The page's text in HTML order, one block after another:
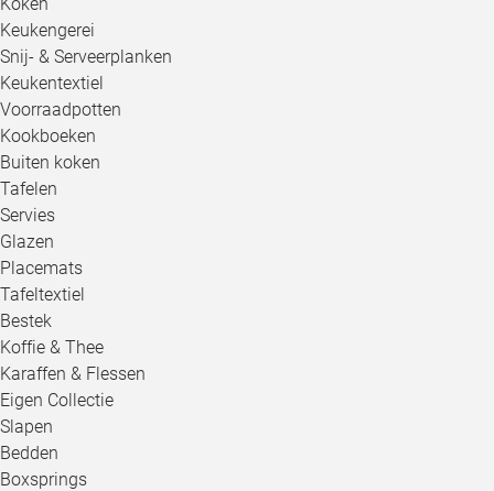
Keukengerei
Snij- & Serveerplanken
Keukentextiel
Voorraadpotten
Kookboeken
Buiten koken
Tafelen
Servies
Glazen
Placemats
Tafeltextiel
Bestek
Koffie & Thee
Karaffen & Flessen
Eigen Collectie
Slapen
Bedden
Boxsprings